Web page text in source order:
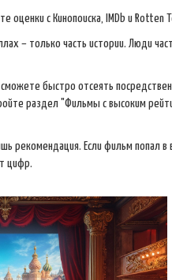
оценки с Кинопоиска, IMDb и
– только часть истории. Люди
быстро отсеять
раздел "Фильмы с высоким
рекомендация. Если фильм попал
цифр.